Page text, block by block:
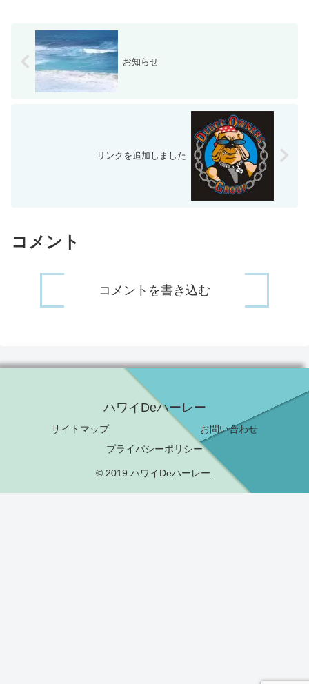
お知らせ
リンクを追加しました
コメント
コメントを書き込む
ハワイDeハーレー
サイトマップ
お問い合わせ
プライバシーポリシー
© 2019 ハワイDeハーレー.